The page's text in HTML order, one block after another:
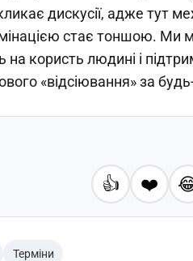
дискусії, адже тут
стає тоншою. Ми
на користь людині і
«відсіювання» за
👍 ❤️
Терміни